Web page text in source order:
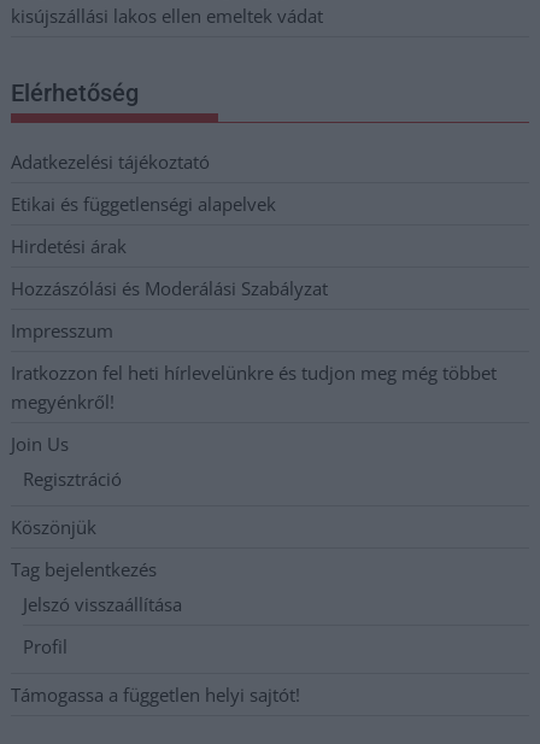
kisújszállási lakos ellen emeltek vádat
Elérhetőség
Adatkezelési tájékoztató
Etikai és függetlenségi alapelvek
Hirdetési árak
Hozzászólási és Moderálási Szabályzat
Impresszum
Iratkozzon fel heti hírlevelünkre és tudjon meg még többet
megyénkről!
Join Us
Regisztráció
Köszönjük
Tag bejelentkezés
Jelszó visszaállítása
Profil
Támogassa a független helyi sajtót!